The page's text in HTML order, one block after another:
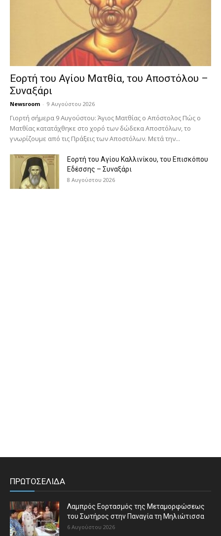
Εορτή του Αγίου Ματθία, του Αποστόλου –
Συναξάρι
Newsroom - 9 Αυγούστου 2026
Γιορτή σήμερα 9 Αυγούστου: Άγιος Ματθίας ο Απόστολος Πώς ο
Ματθίας κατατάχθηκε στο χορό των δώδεκα Αποστόλων, το
γνωρίζουμε από τις Πράξεις των Αποστόλων. Μετά την...
Εορτή του Αγίου Καλλινίκου, του Επισκόπου
Εδέσσης – Συναξάρι
8 Αυγούστου 2026
ΠΡΩΤΟΣΕΛΙΔΑ
Λαμπρός Εορτασμός της Μεταμορφώσεως
του Σωτήρος στην Παναγία τη Μηλιώτισσα
6 Αυγούστου 2026